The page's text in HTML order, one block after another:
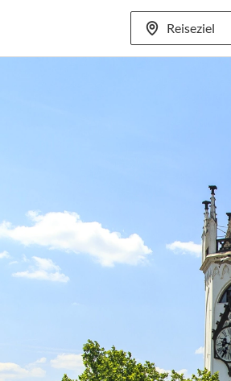
Mehr als 80 Standorte